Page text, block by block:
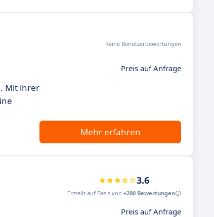
Keine Benutzerbewertungen
Preis auf Anfrage
Mit ihrer
Mehr erfahren
3.6
Erstellt auf Basis von +200 Bewertungen
Preis auf Anfrage